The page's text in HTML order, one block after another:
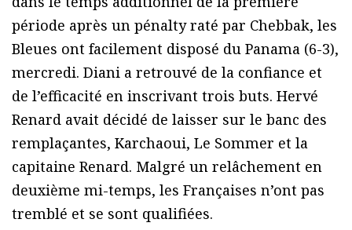
période après un pénalty raté par Chebbak, les
Bleues ont facilement disposé du Panama (6-3),
mercredi. Diani a retrouvé de la confiance et
de l’efficacité en inscrivant trois buts. Hervé
Renard avait décidé de laisser sur le banc des
remplaçantes, Karchaoui, Le Sommer et la
capitaine Renard. Malgré un relâchement en
deuxième mi-temps, les Françaises n’ont pas
tremblé et se sont qualifiées.